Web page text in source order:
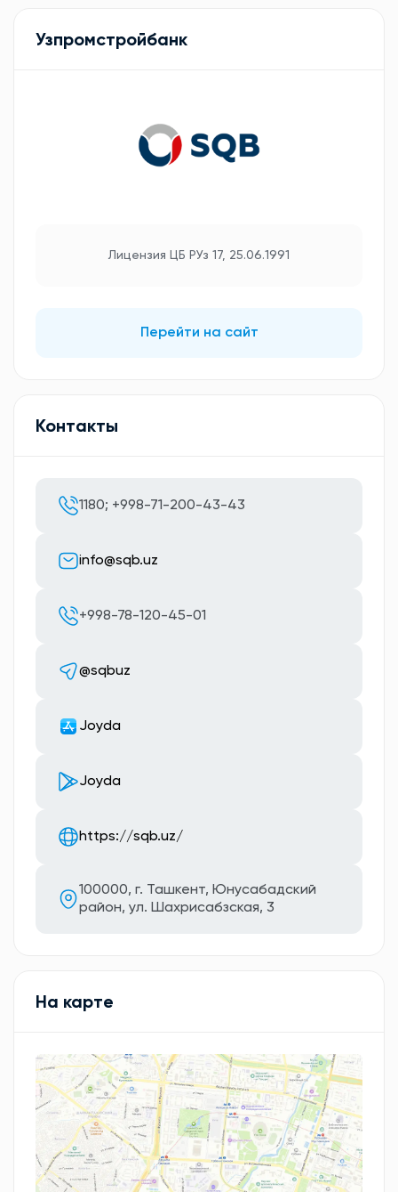
Узпромстройбанк
Лицензия ЦБ РУз 17, 25.06.1991
Перейти на сайт
Контакты
1180; +998-71-200-43-43
info@sqb.uz
+998-78-120-45-01
@sqbuz
Joyda
Joyda
https://sqb.uz/
100000, г. Ташкент, Юнусабадский
район, ул. Шахрисабзская, 3
На карте